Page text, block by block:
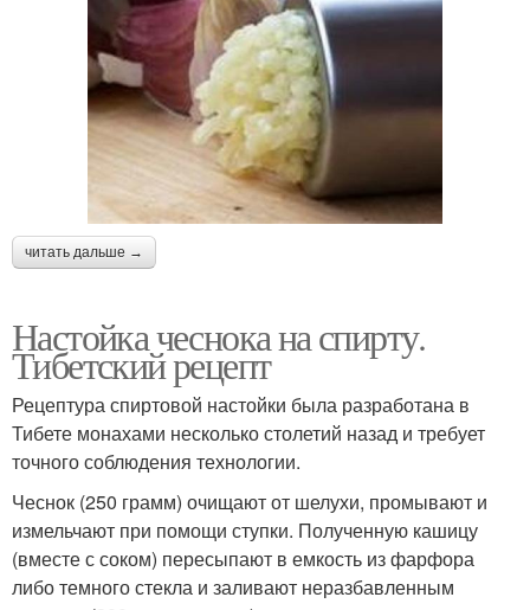
читать дальше →
Настойка чеснока на спирту.
Тибетский рецепт
Рецептура спиртовой настойки была разработана в
Тибете монахами несколько столетий назад и требует
точного соблюдения технологии.
Чеснок (250 грамм) очищают от шелухи, промывают и
измельчают при помощи ступки. Полученную кашицу
(вместе с соком) пересыпают в емкость из фарфора
либо темного стекла и заливают неразбавленным